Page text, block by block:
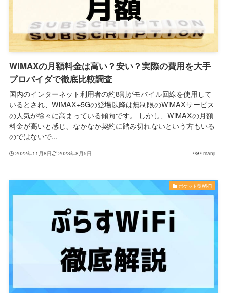
WiMAXの月額料金は高い？安い？実際の費用を大手
プロバイダで徹底比較調査
国内のインターネット利用者の約8割がモバイル回線を使用して
いるとされ、WiMAX+5Gの登場以降は無制限のWiMAXサービス
の人気が徐々に高まっている傾向です。 しかし、WiMAXの月額
料金が高いと感じ、なかなか契約に踏み切れないという方もいる
のではないで...
2022年11月8日 2023年8月5日 manji
ポケット型Wi-Fi